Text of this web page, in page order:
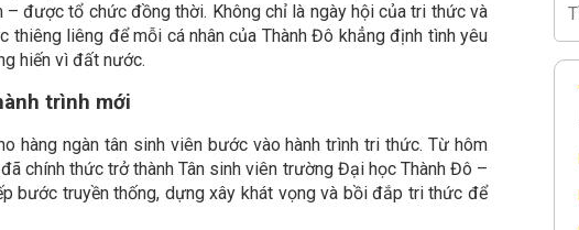
– được tổ chức đồng thời. Không chỉ là ngày hội của tri thức và
thiêng liêng để mỗi cá nhân của Thành Đô khẳng định tình yêu
hiến vì đất nước.
trình mới
hàng ngàn tân sinh viên bước vào hành trình tri thức. Từ hôm
chính thức trở thành Tân sinh viên trường Đại học Thành Đô –
bước truyền thống, dựng xây khát vọng và bồi đắp tri thức để